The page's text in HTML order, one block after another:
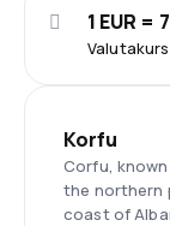
Valutakurs
1 EUR =
Korfu
Corfu,
the northern
coast of